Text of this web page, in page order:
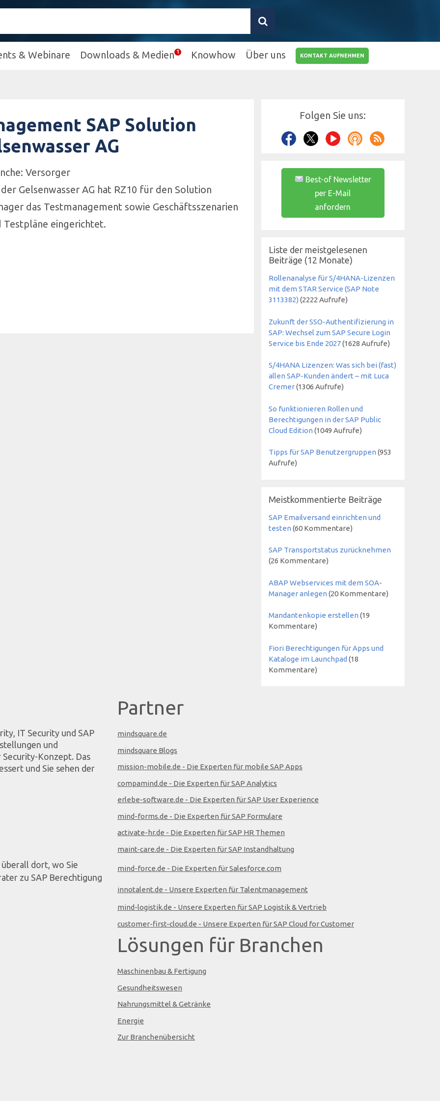
& Webinare Downloads & Medien Knowhow Über uns KONTAKT AUFNEHMEN
SAP Solution
AG
Versorger
Gelsenwasser AG hat RZ10 für den Solution
das Testmanagement sowie Geschäftsszenarien
Testpläne eingerichtet.
Folgen Sie uns:
Best-of Newsletter
per E-Mail
anfordern
Liste der meistgelesenen
Beiträge (12 Monate)
Rollenanalyse für S/4HANA-Lizenzen
mit dem STAR Service (SAP Note
3113382) (2222 Aufrufe)
Zukunft der SSO-Authentifizierung in
SAP: Wechsel zum SAP Secure Login
Service bis Ende 2027(1628 Aufrufe)
S/4HANA Lizenzen: Was sich bei (fast)
allen SAP-Kunden ändert – mit Luca
Cremer(1306 Aufrufe)
So funktionieren Rollen und
Berechtigungen in der SAP Public
Cloud Edition (1049 Aufrufe)
Tipps für SAP Benutzergruppen (953
Aufrufe)
Meistkommentierte Beiträge
SAP Emailversand einrichten und
testen (60 Kommentare)
SAP Transportstatus zurücknehmen
(26 Kommentare)
ABAP Webservices mit dem SOA-
Manager anlegen (20 Kommentare)
Mandantenkopie erstellen (19
Kommentare)
Fiori Berechtigungen für Apps und
Kataloge im Launchpad (18
Kommentare)
IT Security und SAP
und
Konzept. Das
und Sie sehen der
dort, wo Sie
zu SAP Berechtigung
Partner
mindsquare.de
mindsquare Blogs
mission-mobile.de - Die Experten für mobile SAP Apps
compamind.de - Die Experten für SAP Analytics
erlebe-software.de - Die Experten für SAP User Experience
mind-forms.de - Die Experten für SAP Formulare
activate-hr.de - Die Experten für SAP HR Themen
maint-care.de - Die Experten für SAP Instandhaltung
mind-force.de - Die Experten für Salesforce.com
innotalent.de - Unsere Experten für Talentmanagement
mind-logistik.de - Unsere Experten für SAP Logistik & Vertrieb
customer-first-cloud.de - Unsere Experten für SAP Cloud for Customer
Lösungen für Branchen
Maschinenbau & Fertigung
Gesundheitswesen
Nahrungsmittel & Getränke
Energie
Zur Branchenübersicht